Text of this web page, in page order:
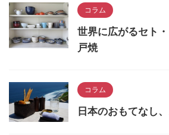
コラム
世界に広がるセト
戸焼
コラム
日本のおもてなし